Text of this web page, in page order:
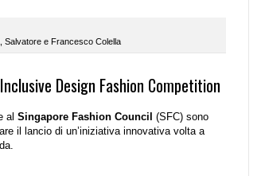
Salvatore e Francesco Colella
Design Fashion Competition
al Singapore Fashion Council (SFC) sono
il lancio di un’iniziativa innovativa volta a